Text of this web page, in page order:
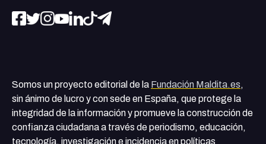
Somos un proyecto editorial de la Fundación Maldita.es,
sin ánimo de lucro y con sede en España, que protege la
integridad de la información y promueve la construcción de
confianza ciudadana a través de periodismo, educación,
tecnología, investigación e incidencia en políticas